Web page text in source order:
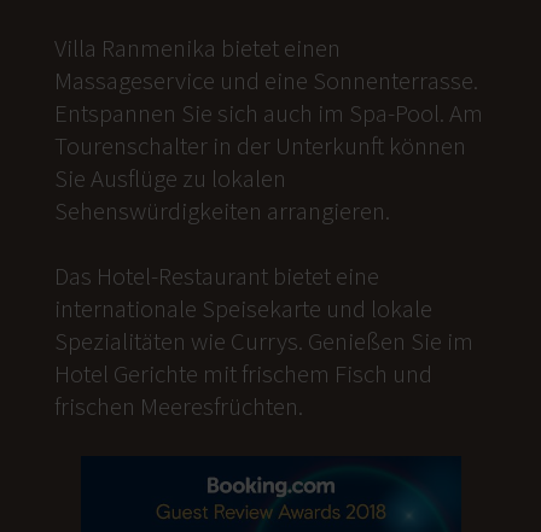
Villa Ranmenika bietet einen
Massageservice und eine Sonnenterrasse.
Entspannen Sie sich auch im Spa-Pool. Am
Tourenschalter in der Unterkunft können
Sie Ausflüge zu lokalen
Sehenswürdigkeiten arrangieren.
Das Hotel-Restaurant bietet eine
internationale Speisekarte und lokale
Spezialitäten wie Currys. Genießen Sie im
Hotel Gerichte mit frischem Fisch und
frischen Meeresfrüchten.